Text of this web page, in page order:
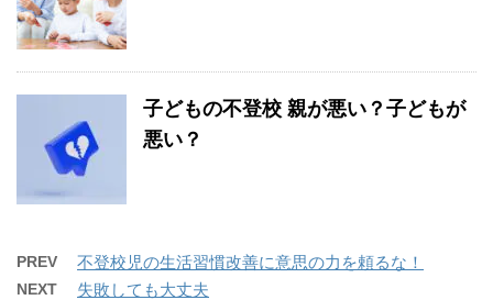
子どもの不登校 親が悪い？子どもが
悪い？
PREV 不登校児の生活習慣改善に意思の力を頼るな！
NEXT 失敗しても大丈夫